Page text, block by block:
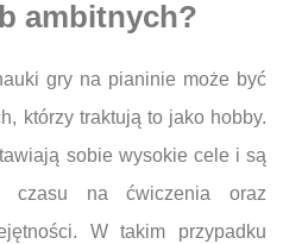
ambitnych?
gry na pianinie może być
którzy traktują to jako hobby.
sobie wysokie cele i są
czasu na ćwiczenia oraz
W takim przypadku